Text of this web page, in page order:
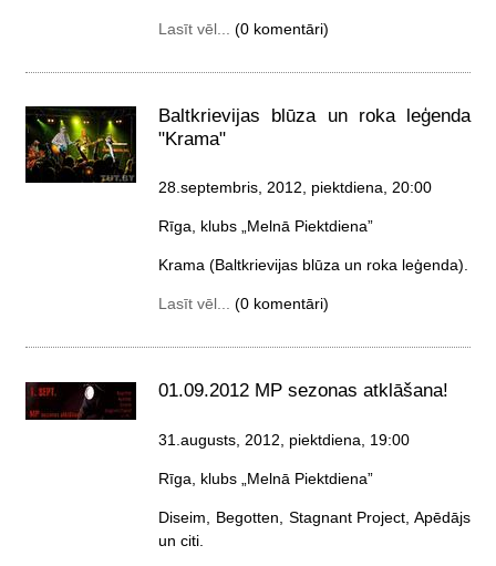
Lasīt vēl... (0 komentāri)
Baltkrievijas blūza un roka leģenda
"Krama"
28.septembris, 2012, piektdiena, 20:00
Rīga, klubs „Melnā Piektdiena”
Krama (Baltkrievijas blūza un roka leģenda).
Lasīt vēl... (0 komentāri)
01.09.2012 MP sezonas atklāšana!
31.augusts, 2012, piektdiena , 19:00
Rīga, klubs „Melnā Piektdiena”
Diseim, Begotten, Stagnant Project, Apēdājs
un citi.